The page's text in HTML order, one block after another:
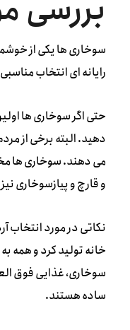
بررسی
سوخاری ها یکی از
رایانه ای انتخاب
حتی اگر سوخاری ها
دهید. البته برخی از
می دهند. سوخاری ها
و قارچ و پیازسوخاری
نکاتی در مورد انتخاب
خانه تولید کرد و همه
سوخاری، غذایی فوق
ساده هستند.